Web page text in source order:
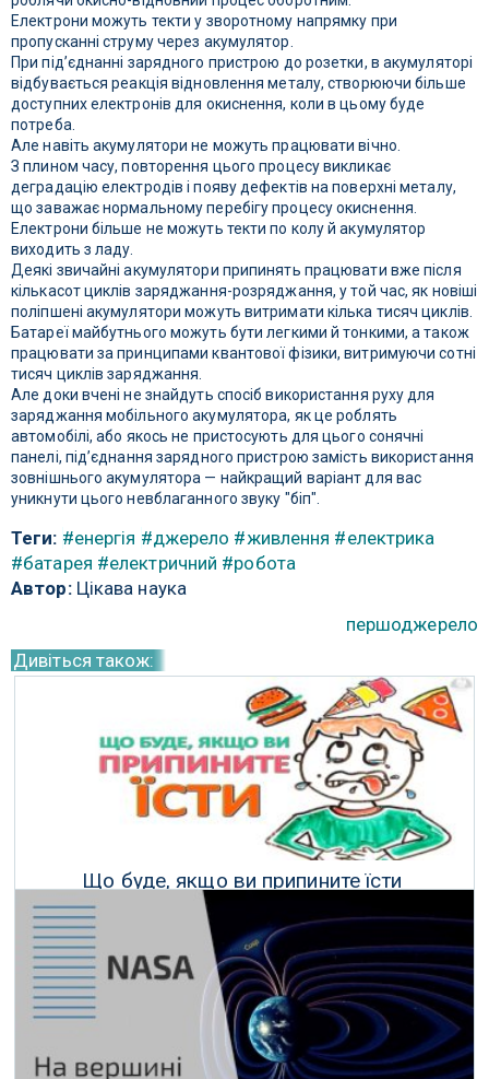
Електрони можуть текти у зворотному напрямку при
пропусканні струму через акумулятор.
При під’єднанні зарядного пристрою до розетки, в акумуляторі
відбувається реакція відновлення металу, створюючи більше
доступних електронів для окиснення, коли в цьому буде
потреба.
Але навіть акумулятори не можуть працювати вічно.
З плином часу, повторення цього процесу викликає
деградацію електродів і появу дефектів на поверхні металу,
що заважає нормальному перебігу процесу окиснення.
Електрони більше не можуть текти по колу й акумулятор
виходить з ладу.
Деякі звичайні акумулятори припинять працювати вже після
кількасот циклів заряджання-розряджання, у той час, як новіші
поліпшені акумулятори можуть витримати кілька тисяч циклів.
Батареї майбутнього можуть бути легкими й тонкими, а також
працювати за принципами квантової фізики, витримуючи сотні
тисяч циклів заряджання.
Але доки вчені не знайдуть спосіб використання руху для
заряджання мобільного акумулятора, як це роблять
автомобілі, або якось не пристосують для цього сонячні
панелі, під’єднання зарядного пристрою замість використання
зовнішнього акумулятора — найкращий варіант для вас
уникнути цього невблаганного звуку "біп".
Теги: #енергія #джерело #живлення #електрика
#батарея #електричний #робота
Автор:Цікава наука
першоджерело
Дивіться також:
Що буде, якщо ви припините їсти
31 Травня 2017 р.